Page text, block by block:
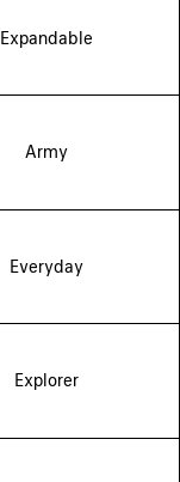
Expandable
Army
Everyday
Explorer